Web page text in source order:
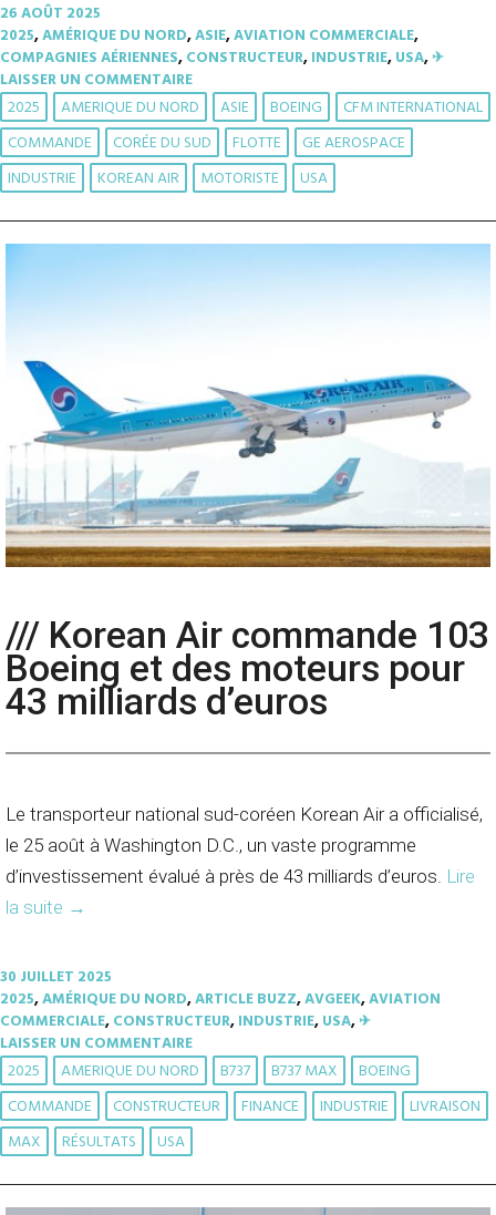
26 AOÛT 2025
2025,AMÉRIQUE DU NORD,ASIE,AVIATION COMMERCIALE,
COMPAGNIES AÉRIENNES,CONSTRUCTEUR,INDUSTRIE,USA,✈︎
LAISSER UN COMMENTAIRE
2025 AMERIQUE DU NORD ASIE BOEING
CFM INTERNATIONAL
COMMANDE
CORÉE DU SUD FLOTTE
GE AEROSPACE
INDUSTRIE
KOREAN AIR MOTORISTE USA
/// Korean Air commande 103
Boeing et des moteurs pour
43 milliards d’euros
Le transporteur national sud-coréen Korean Air a officialisé,
le 25 août à Washington D.C., un vaste programme
d’investissement évalué à près de 43 milliards d’euros. Lire
la suite →
30 JUILLET 2025
2025,AMÉRIQUE DU NORD,ARTICLE BUZZ,AVGEEK,AVIATION
COMMERCIALE,CONSTRUCTEUR,INDUSTRIE,USA,✈︎
LAISSER UN COMMENTAIRE
2025 AMERIQUE DU NORD B737 B737 MAX
BOEING
COMMANDE
CONSTRUCTEUR FINANCE INDUSTRIE
LIVRAISON
MAX
RÉSULTATS USA